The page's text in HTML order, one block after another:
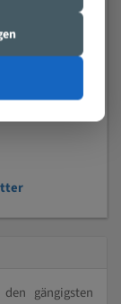
gängigsten